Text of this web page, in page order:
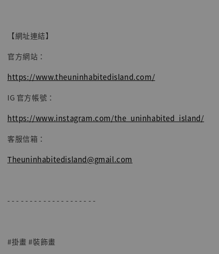
【網址連結】
官方網站：
https://www.theuninhabitedisland.com/
IG 官方帳號：
https://www.instagram.com/the_uninhabited_island/
客服信箱：
Theuninhabitedisland@gmail.com
- - - - - - - - - - - - - - - - - - - -
#掛畫 #裝飾畫